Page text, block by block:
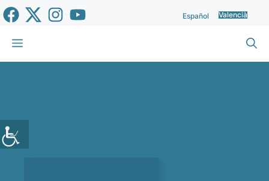
Vés
al
contingut
Español Valencià
Menu